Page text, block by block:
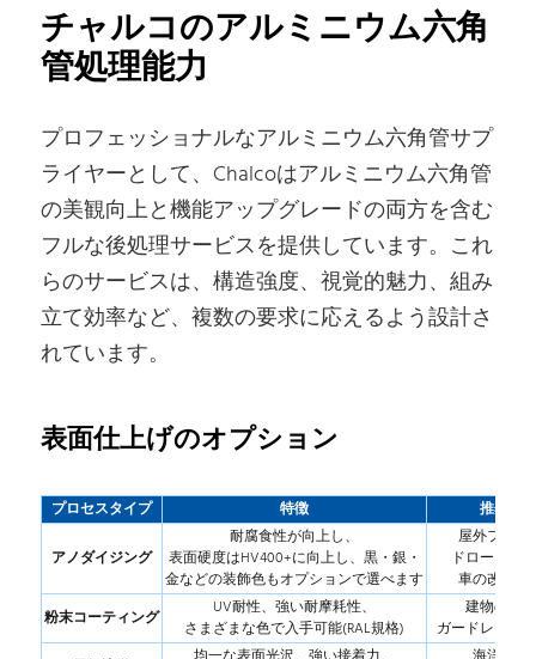
チャルコのアルミニウム六角
管処理能力
プロフェッショナルなアルミニウム六角管サプ
ライヤーとして、Chalcoはアルミニウム六角管
の美観向上と機能アップグレードの両方を含む
フルな後処理サービスを提供しています。これ
らのサービスは、構造強度、視覚的魅力、組み
立て効率など、複数の要求に応えるよう設計さ
れています。
表面仕上げのオプション
プロセスタイプ 特徴 推奨用
アノダイジング
耐腐食性が向上し、
表面硬度はHV400+に向上し、黒・銀・
金などの装飾色もオプションで選べます
屋外フレー
ドローンア
車の改造パ
粉末コーティング
UV耐性、強い耐摩耗性、
さまざまな色で入手可能(RAL規格)
建物の断
ガードレール